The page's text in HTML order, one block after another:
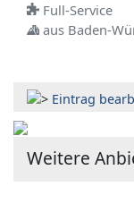
Full-Service
aus Baden-
Eintrag
Weitere